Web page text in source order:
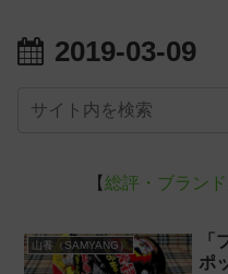
2019-03-09
【総評・ブラン
山養（SAMYANG）
「
ポ